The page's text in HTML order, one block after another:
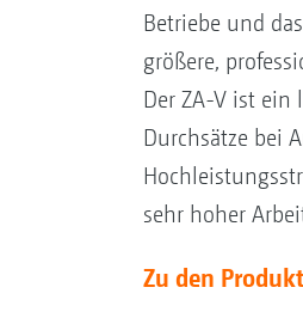
Betriebe und
größere,
Der ZA-V ist ein
Durchsätze bei
sehr hoher
Zu den